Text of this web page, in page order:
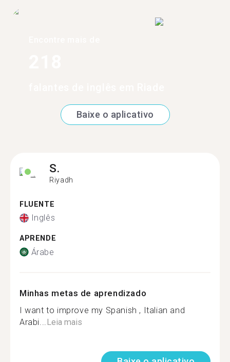
Baixe o aplicativo
S.
Riyadh
FLUENTE
Inglês
APRENDE
Árabe
Minhas metas de aprendizado
I want to improve my Spanish , Italian and
Arabi... Leia mais